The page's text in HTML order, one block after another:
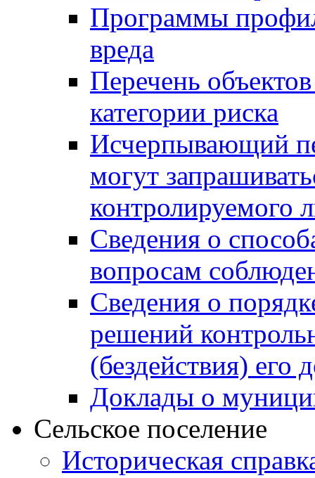
Программы
вреда
Перечень
категории риска
Исчерпывающий
могут
контролируемого
Сведения о
вопросам
Сведения о
решений
(бездействия)
Доклады о
Сельское поселение
Историческая